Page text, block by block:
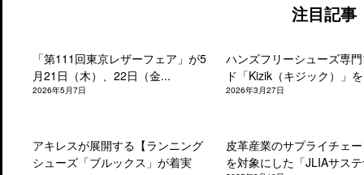
注目記事
「第111回東京レザーフェア」が5
月21日（木）、22日（金...
2026年5月7日
ハンズフリーシューズ専
ド「Kizik（キジック）」
2026年3月27日
アキレスが展開する【ランニング
シューズ「ブルックス」が着実
皮革産業のサプライチェ
を対象にした「JLIAサス